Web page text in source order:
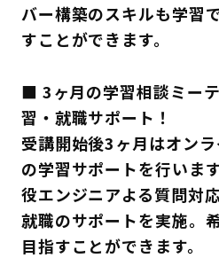
バー構築のスキルも学習
すことができます。
■ 3ヶ月の学習相談ミー
習・就職サポート！
受講開始後3ヶ月はオン
の学習サポートを行いま
役エンジニアよる質問対
就職のサポートを実施。
目指すことができます。